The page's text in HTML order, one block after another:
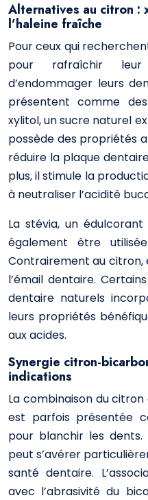
Alternatives au citron :
l’haleine fraîche
Pour ceux qui
pour rafraîchir
d’endommager leurs
présentent comme
xylitol, un sucre naturel
possède des propriétés
réduire la plaque
plus, il stimule la
à neutraliser l’acidité
La stévia, un
également être
Contrairement au citron,
l’émail dentaire.
dentaire naturels
leurs propriétés
aux acides.
Synergie citron-
indications
La combinaison du
est parfois présentée
pour blanchir les
peut s’avérer
santé dentaire.
avec l’abrasivité du